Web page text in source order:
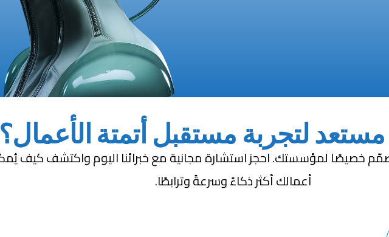
لتجربة مستقبل أتمتة الأعمال؟
أعمالك أكثر ذكاءً وسرعةً وترابطًا.